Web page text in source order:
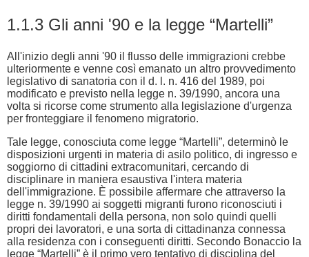
1.1.3 Gli anni '90 e la legge “Martelli”
All'inizio degli anni '90 il flusso delle immigrazioni crebbe
ulteriormente e venne così emanato un altro provvedimento
legislativo di sanatoria con il d. l. n. 416 del 1989, poi
modificato e previsto nella legge n. 39/1990, ancora una
volta si ricorse come strumento alla legislazione d'urgenza
per fronteggiare il fenomeno migratorio.
Tale legge, conosciuta come legge “Martelli”, determinò le
disposizioni urgenti in materia di asilo politico, di ingresso e
soggiorno di cittadini extracomunitari, cercando di
disciplinare in maniera esaustiva l'intera materia
dell'immigrazione. È possibile affermare che attraverso la
legge n. 39/1990 ai soggetti migranti furono riconosciuti i
diritti fondamentali della persona, non solo quindi quelli
propri dei lavoratori, e una sorta di cittadinanza connessa
alla residenza con i conseguenti diritti. Secondo Bonaccio la
legge “Martelli” è il primo vero tentativo di disciplina del